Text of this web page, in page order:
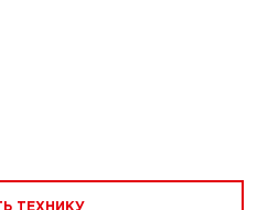
ТЕХНИКУ